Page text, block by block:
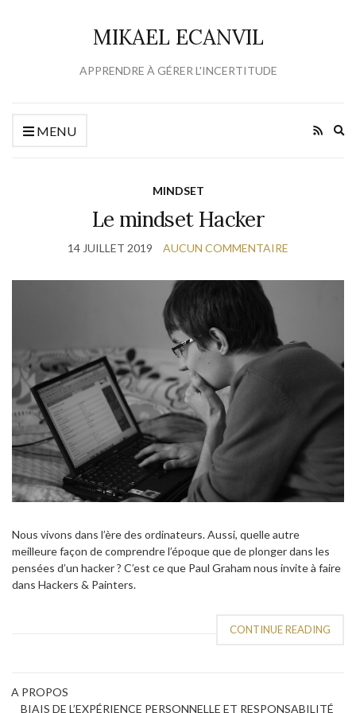
MIKAEL ECANVIL
APPRENDRE À GÉRER L'INCERTITUDE
MENU
MINDSET
Le mindset Hacker
14 JUILLET 2019 AUCUN COMMENTAIRE
Nous vivons dans l’ère des ordinateurs. Aussi, quelle autre
meilleure façon de comprendre l’époque que de plonger dans les
pensées d’un hacker ? C’est ce que Paul Graham nous invite à faire
dans Hackers & Painters.
CONTINUE READING
A PROPOS
BIAIS DE L’EXPÉRIENCE PERSONNELLE ET RESPONSABILITÉ